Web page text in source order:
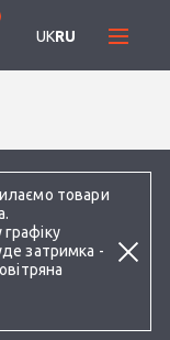
товари
затримка -
UKRU